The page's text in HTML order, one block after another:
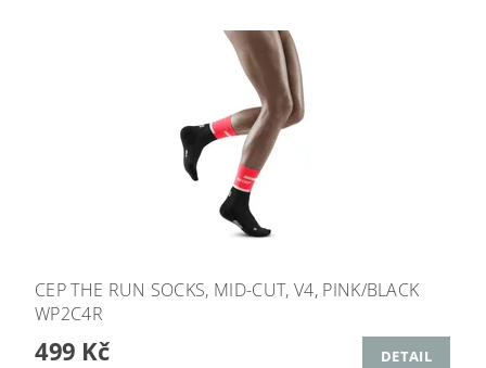
CEP THE RUN SOCKS, MID-CUT, V4, PINK/BLACK
WP2C4R
499 Kč DETAIL